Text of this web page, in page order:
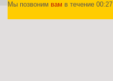
Мы позвоним вам в течение 00:27